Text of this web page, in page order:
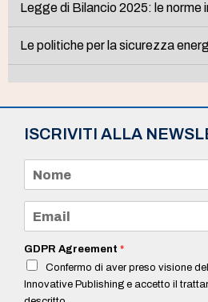
Legge di Bilancio 2025: le norme
Le politiche per la sicurezza
ISCRIVITI ALLA
m
e
a
i
*
GDPR Agreement *
Confermo di aver preso visione
Innovative Publishing e accetto il